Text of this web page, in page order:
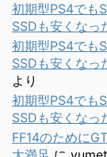
初期型PS4でも
SSDも安くなっ
初期型PS4でも
SSDも安くなっ
より
初期型PS4でも
SSDも安くなっ
FF14のために